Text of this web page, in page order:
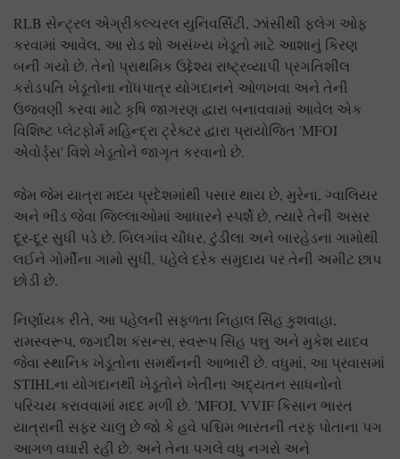
RLB સેન્ટ્રલ એગ્રીકલ્ચરલ યુનિવર્સિટી, ઝાંસીથી ફ્લેગ ઓફ
કરવામાં આવેલ, આ રોડ શો અસંખ્ય ખેડૂતો માટે આશાનું કિરણ
બની ગયો છે. તેનો પ્રાથમિક ઉદ્દેશ્ય રાષ્ટ્રવ્યાપી પ્રગતિશીલ
કરોડપતિ ખેડૂતોના નોંધપાત્ર યોગદાનને ઓળખવા અને તેની
ઉજવણી કરવા માટે કૃષિ જાગરણ દ્વારા બનાવવામાં આવેલ એક
વિશિષ્ટ પ્લેટફોર્મ મહિન્દ્રા ટ્રેક્ટર દ્વારા પ્રાયોજિત 'MFOI
એવોર્ડ્સ' વિશે ખેડૂતોને જાગૃત કરવાનો છે.
જેમ જેમ યાત્રા મધ્ય પ્રદેશમાંથી પસાર થાય છે, મુરેના, ગ્વાલિયર
અને ભીંડ જેવા જિલ્લાઓમાં આધારને સ્પર્શે છે, ત્યારે તેની અસર
દૂર-દૂર સુધી પડે છે. બિલગાંવ ચૌધર, ટુંડીલા અને બારહેડના ગામોથી
લઈને ગોર્મીના ગામો સુધી, પહેલે દરેક સમુદાય પર તેની અમીટ છાપ
છોડી છે.
નિર્ણાયક રીતે, આ પહેલની સફળતા નિહાલ સિંહ કુશવાહા,
રામસ્વરૂપ, જગદીશ કંસન્સ, સ્વરૂપ સિંહ પન્નુ અને મુકેશ યાદવ
જેવા સ્થાનિક ખેડૂતોના સમર્થનની આભારી છે. વધુમાં, આ પ્રવાસમાં
STIHLના યોગદાનથી ખેડૂતોને ખેતીના અદ્યતન સાધનોનો
પરિચય કરાવવામાં મદદ મળી છે. 'MFOI, VVIF કિસાન ભારત
યાત્રાની સફર ચાલુ છે જો કે હવે પશ્ચિમ ભારતની તરફ પોતાના પગ
આગળ વઘારી રહી છે. અને તેના પગલે વધુ નગરો અને